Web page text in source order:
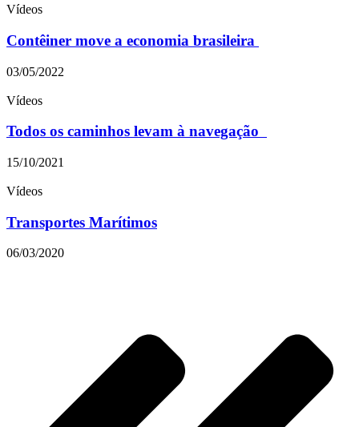
Vídeos
Contêiner move a economia brasileira
03/05/2022
Vídeos
Todos os caminhos levam à navegação
15/10/2021
Vídeos
Transportes Marítimos
06/03/2020